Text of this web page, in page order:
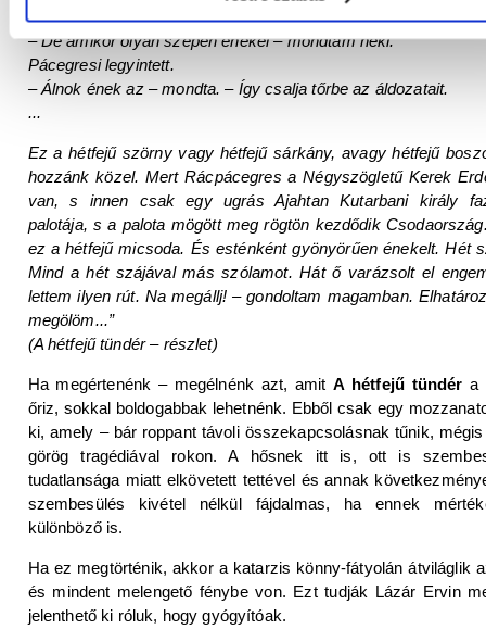
kellene megölnöd.
– De amikor olyan szépen énekel – mondtam neki.
Pácegresi legyintett.
– Álnok ének az – mondta. – Így csalja tőrbe az áldozatait.
...
Ez a hétfejű szörny vagy hétfejű sárkány, avagy hétfejű
hozzánk közel. Mert Rácpácegres a Négyszögletű Kerek
van, s innen csak egy ugrás Ajahtan Kutarbani király
palotája, s a palota mögött meg rögtön kezdődik
ez a hétfejű micsoda. És esténként gyönyörűen énekelt. Hét
Mind a hét szájával más szólamot. Hát ő varázsolt el
lettem ilyen rút. Na megállj! – gondoltam magamban.
megölöm...”
(A hétfejű tündér – részlet)
Ha megértenénk – megélnénk azt, amitA hétfejű tündéra
őriz, sokkal boldogabbak lehetnénk. Ebből csak egy
ki, amely – bár roppant távoli összekapcsolásnak tűnik,
görög tragédiával rokon. A hősnek itt is, ott is
tudatlansága miatt elkövetett tettével és annak
szembesülés kivétel nélkül fájdalmas, ha ennek
különböző is.
Ha ez megtörténik, akkor a katarzis könny-fátyolán átviláglik
és mindent melengető fénybe von. Ezt tudják Lázár Ervin
jelenthető ki róluk, hogy gyógyítóak.